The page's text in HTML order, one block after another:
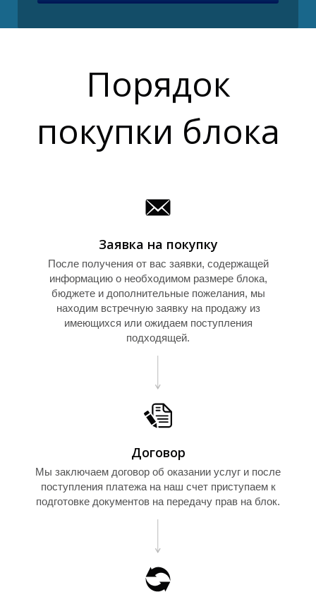
P
О
Порядок
покупки блока
Заявка на покупку
После получения от вас заявки, содержащей
информацию о необходимом размере блока,
бюджете и дополнительные пожелания, мы
находим встречную заявку на продажу из
имеющихся или ожидаем поступления
подходящей.
Договор
Мы заключаем договор об оказании услуг и после
поступления платежа на наш счет приступаем к
подготовке документов на передачу прав на блок.